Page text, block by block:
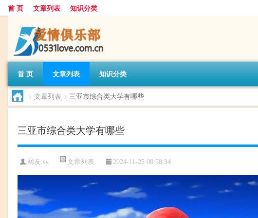
首 页 文章列表 知识分类
首 页 文章列表 知识分类
> 文章列表 > 三亚市综合类大学有哪些
三亚市综合类大学有哪些
网友:sy 文章列表 2024-11-25 08:58:34